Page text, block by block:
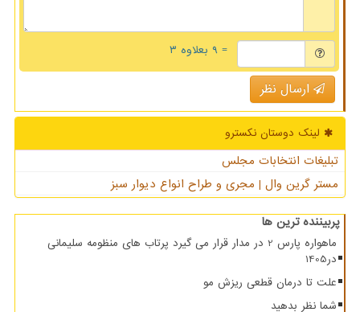
= ۹ بعلاوه ۳
ارسال نظر
لینک دوستان نكسترو
تبلیغات انتخابات مجلس
مستر گرین وال | مجری و طراح انواع دیوار سبز
پربیننده ترین ها
ماهواره پارس 2 در مدار قرار می گیرد پرتاب های منظومه سلیمانی
در1405
علت تا درمان قطعی ریزش مو
شما نظر بدهید